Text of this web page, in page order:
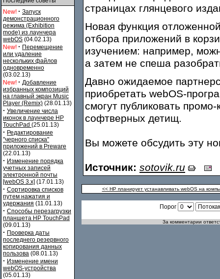
New! · Запуск
демонстрационного
режима (Exhibition
mode) из лаунчера
webOS (04.02.13)
New! · Перемещение
или удаление
нескольких файлов
одновременно
(03.02.13)
New! · Добавление
избранных композиций
на главный экран Music
Player (Remix) (28.01.13)
· Увеличение числа
иконок в лаунчере HP
TouchPad (25.01.13)
· Редактирование
"черного списка"
приложений в Preware
(22.01.13)
· Изменение порядка
учетных записей
электронной почты
[webOS 3.x] (17.01.13)
· Сортировка списков
путем нажатия и
удержания (11.01.13)
· Способы перезагрузки
планшета HP TouchPad
(09.01.13)
· Проверка даты
последнего резервного
копирования данных
пользова (08.01.13)
· Изменение имени
webOS-устройства
(05.01.13)
страницах глянцевого
Новая функция
отбора приложений в
изучением: например,
а затем не спеша
Давно ожидаемое
приобретать webOS-
смогут публиковать
софтверных детищ.
Вы можете обсудить эту
Источник: sotovik.ru
<< HP планирует устанавливать webOS на
Порог
За комментарии